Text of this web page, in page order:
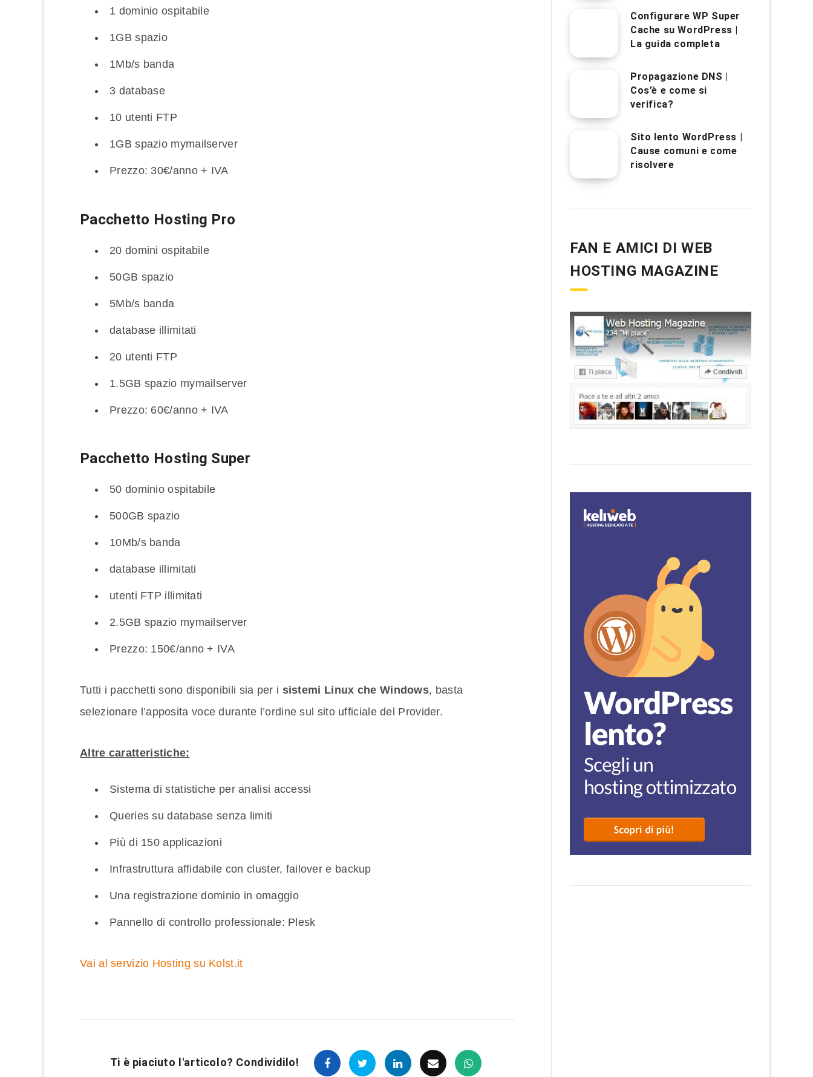
1 dominio ospitabile
1GB spazio
1Mb/s banda
3 database
10 utenti FTP
1GB spazio mymailserver
Prezzo: 30€/anno + IVA
Pacchetto Hosting Pro
20 domini ospitabile
50GB spazio
5Mb/s banda
database illimitati
20 utenti FTP
1.5GB spazio mymailserver
Prezzo: 60€/anno + IVA
Pacchetto Hosting Super
50 dominio ospitabile
500GB spazio
10Mb/s banda
database illimitati
utenti FTP illimitati
2.5GB spazio mymailserver
Prezzo: 150€/anno + IVA
Tutti i pacchetti sono disponibili sia per i sistemi Linux che Windows, basta
selezionare l’apposita voce durante l’ordine sul sito ufficiale del Provider.
Altre caratteristiche:
Sistema di statistiche per analisi accessi
Queries su database senza limiti
Più di 150 applicazioni
Infrastruttura affidabile con cluster, failover e backup
Una registrazione dominio in omaggio
Pannello di controllo professionale: Plesk
Vai al servizio Hosting su Kolst.it
Ti è piaciuto l'articolo? Condividilo!
Configurare WP Super
Cache su WordPress |
La guida completa
Propagazione DNS |
Cos’è e come si
verifica?
Sito lento WordPress |
Cause comuni e come
risolvere
FAN E AMICI DI WEB
HOSTING MAGAZINE